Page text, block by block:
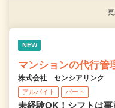
NEW
マンションの代行管
株式会社 センシアリンク 【
アルバイト パート
未経験OK！シフトは